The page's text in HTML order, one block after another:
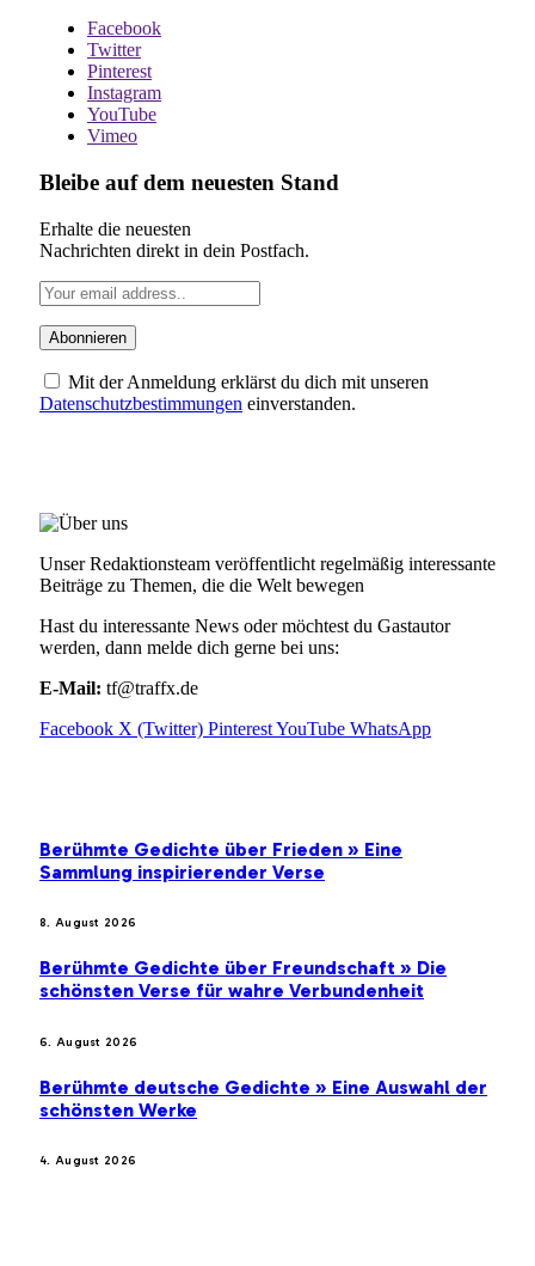
Facebook
Twitter
Pinterest
Instagram
YouTube
Vimeo
Bleibe auf dem neuesten Stand
Erhalte die neuesten
Nachrichten direkt in dein Postfach.
Mit der Anmeldung erklärst du dich mit unseren
Datenschutzbestimmungen einverstanden.
Unser Redaktionsteam veröffentlicht regelmäßig interessante
Beiträge zu Themen, die die Welt bewegen
Hast du interessante News oder möchtest du Gastautor
werden, dann melde dich gerne bei uns:
E-Mail: tf@traffx.de
Facebook X (Twitter) PinterestYouTube WhatsApp
Berühmte Gedichte über Frieden » Eine
Sammlung inspirierender Verse
8. August 2026
Berühmte Gedichte über Freundschaft » Die
schönsten Verse für wahre Verbundenheit
6. August 2026
Berühmte deutsche Gedichte » Eine Auswahl der
schönsten Werke
4. August 2026